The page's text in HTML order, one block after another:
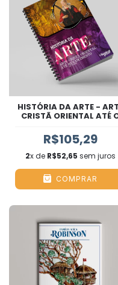
HISTÓRIA DA ARTE -
CRISTÃ ORIENTAL ATÉ
R$105,29
2x de R$52,65 sem juros
COMPRAR